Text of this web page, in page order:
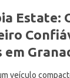
Estate:
veículo